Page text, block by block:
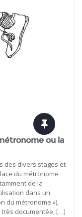
ou la
des divers stages et
du métronome
de la
dans un
du métronome »),
documentée, […]